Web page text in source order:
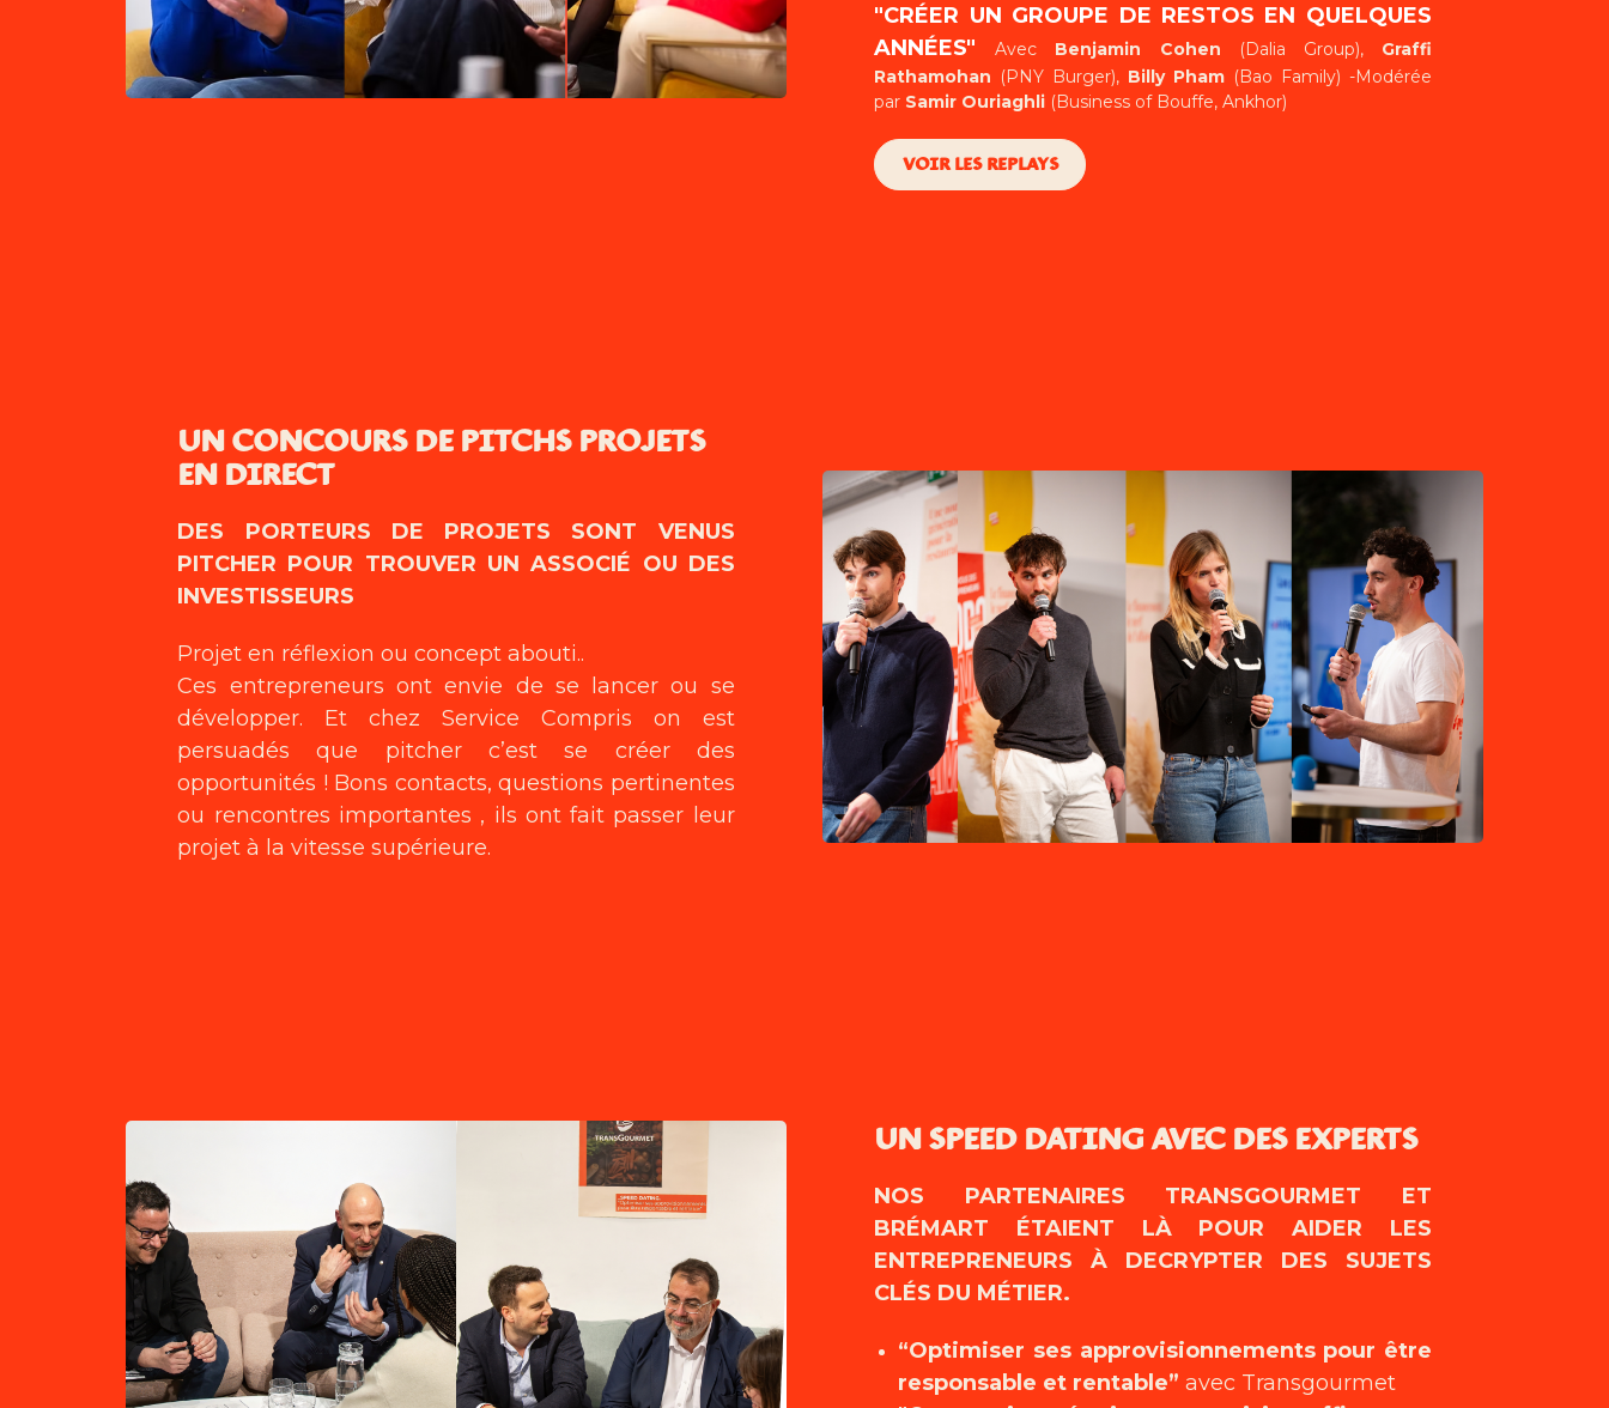
"CRÉER UN GROUPE DE RESTOS EN QUELQUES
ANNÉES"Avec Benjamin Cohen (Dalia Group), Graffi
Rathamohan (PNY Burger), Billy Pham (Bao Family) -Modérée
par Samir Ouriaghli (Business of Bouffe, Ankhor)
VOIR LES REPLAYS
UN CONCOURS DE PITCHS PROJETS
EN DIRECT
DES PORTEURS DE PROJETS SONT VENUS
PITCHER POUR TROUVER UN ASSOCIÉ OU DES
INVESTISSEURS
Projet en réflexion ou concept abouti..
Ces entrepreneurs ont envie de se lancer ou se
développer. Et chez Service Compris on est
persuadés que pitcher c’est se créer des
opportunités ! Bons contacts, questions pertinentes
ou rencontres importantes , ils ont fait passer leur
projet à la vitesse supérieure.
UN SPEED DATING AVEC DES EXPERTS
NOS PARTENAIRES TRANSGOURMET ET
BRÉMART ÉTAIENT LÀ POUR AIDER LES
ENTREPRENEURS À DECRYPTER DES SUJETS
CLÉS DU MÉTIER.
“Optimiser ses approvisionnements pour être
responsable et rentable”avec Transgourmet